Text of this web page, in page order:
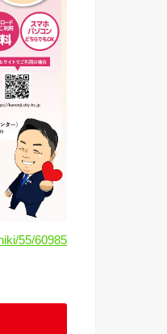
55/60985